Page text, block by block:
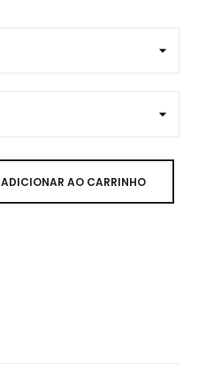
ADICIONAR AO CARRINHO